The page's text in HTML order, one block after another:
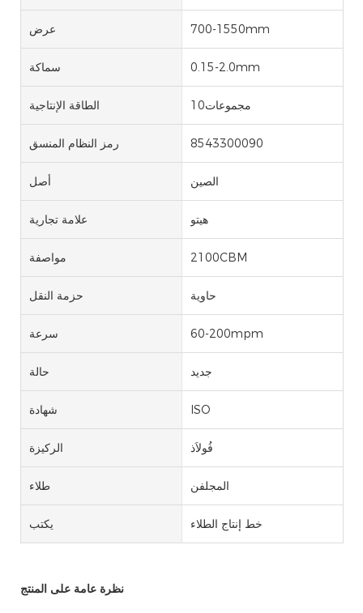
عرض 700-1550mm
سماكة 0.15-2.0mm
الطاقة الإنتاجية مجموعات10
رمز النظام المنسق 8543300090
أصل الصين
علامة تجارية هيتو
مواصفة 2100CBM
حزمة النقل حاوية
سرعة 60-200mpm
حالة جديد
شهادة ISO
الركيزة فُولاَذ
طلاء المجلفن
يكتب خط إنتاج الطلاء
نظرة عامة على المنتج